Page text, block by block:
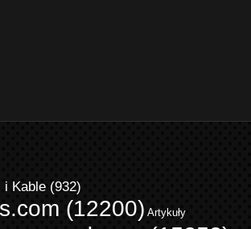
i Kable(932)
(12200) Artykuły